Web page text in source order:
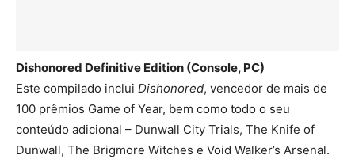
Dishonored Definitive Edition (Console, PC)
Este compilado inclui Dishonored, vencedor de mais de
100 prêmios Game of Year, bem como todo o seu
conteúdo adicional – Dunwall City Trials, The Knife of
Dunwall, The Brigmore Witches e Void Walker’s Arsenal.